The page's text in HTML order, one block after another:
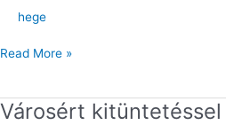
hege
Read More »
Városért
Városért